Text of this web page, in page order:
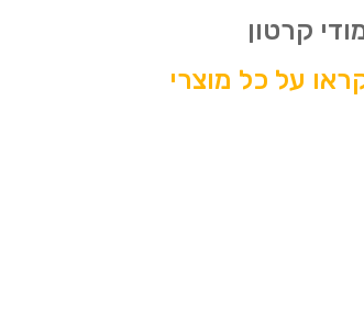
קרטון
על כל מוצרי